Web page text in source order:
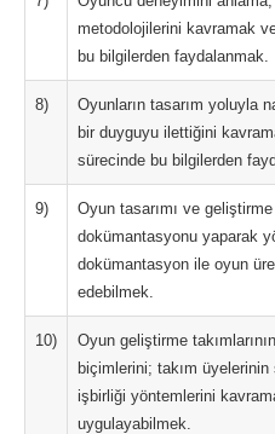
metodolojilerini kavramak
bu bilgilerden faydalanmak.
8)
Oyunların tasarım yoluyla
bir duyguyu ilettiğini
sürecinde bu bilgilerden
9)
Oyun tasarımı ve
dokümantasyonu yaparak
dokümantasyon ile oyun
edebilmek.
10)
Oyun geliştirme
biçimlerini; takım üyelerinin
işbirliği yöntemlerini
uygulayabilmek.